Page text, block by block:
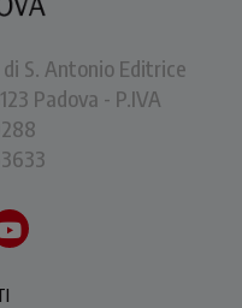
di S. Antonio Editrice
Padova - P.IVA